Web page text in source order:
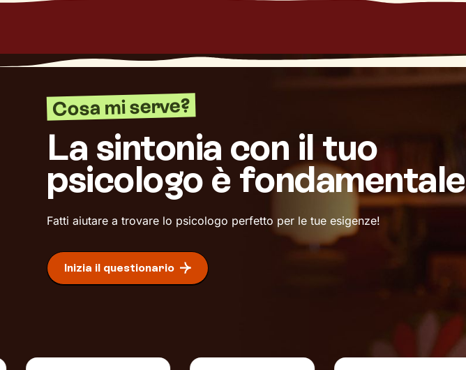
Cosa mi serve?
La sintonia con il tuo
psicologo è fondamentale
Fatti aiutare a trovare lo psicologo perfetto per le tue esigenze!
Inizia il questionario